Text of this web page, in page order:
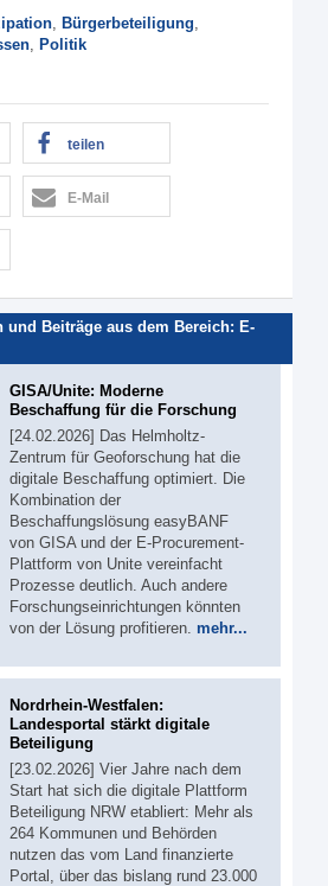
, Bürgerbeteiligung,
, Politik
teilen
E-Mail
und Beiträge aus dem Bereich: E-
GISA/Unite: Moderne
Beschaffung für die Forschung
[24.02.2026] Das Helmholtz-
Zentrum für Geoforschung hat die
digitale Beschaffung optimiert. Die
Kombination der
Beschaffungslösung easyBANF
von GISA und der E-Procurement-
Plattform von Unite vereinfacht
Prozesse deutlich. Auch andere
Forschungseinrichtungen könnten
von der Lösung profitieren. mehr...
Nordrhein-Westfalen:
Landesportal stärkt digitale
Beteiligung
[23.02.2026] Vier Jahre nach dem
Start hat sich die digitale Plattform
Beteiligung NRW etabliert: Mehr als
264 Kommunen und Behörden
nutzen das vom Land finanzierte
Portal, über das bislang rund 23.000